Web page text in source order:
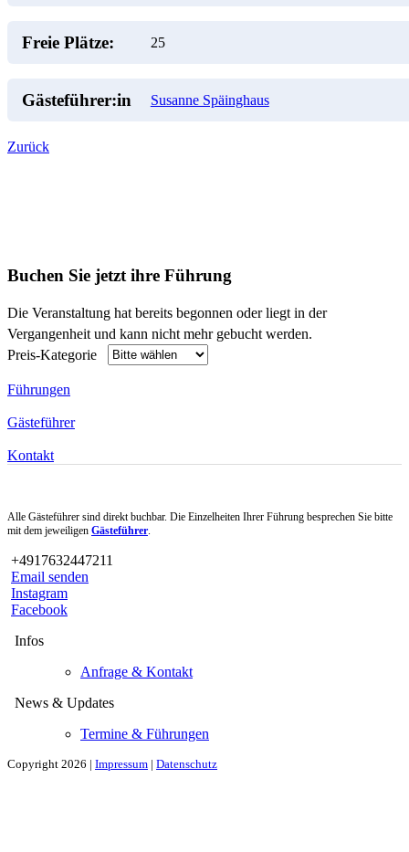
Freie Plätze: 25
Gästeführer:in Susanne Späinghaus
Zurück
Buchen Sie jetzt ihre Führung
Die Veranstaltung hat bereits begonnen oder liegt in der
Vergangenheit und kann nicht mehr gebucht werden.
Preis-Kategorie
Führungen
Gästeführer
Kontakt
Alle Gästeführer sind direkt buchbar. Die Einzelheiten Ihrer Führung besprechen Sie bitte
mit dem jeweiligen Gästeführer.
+4917632447211
Email senden
Instagram
Facebook
Infos
Anfrage & Kontakt
News & Updates
Termine & Führungen
Copyright 2026 | Impressum | Datenschutz